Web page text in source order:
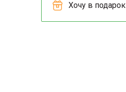
Хочу в подарок